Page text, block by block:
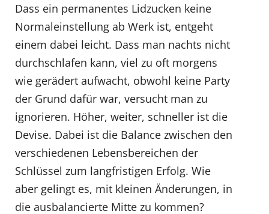
Dass ein permanentes Lidzucken keine
Normaleinstellung ab Werk ist, entgeht
einem dabei leicht. Dass man nachts nicht
durchschlafen kann, viel zu oft morgens
wie gerädert aufwacht, obwohl keine Party
der Grund dafür war, versucht man zu
ignorieren. Höher, weiter, schneller ist die
Devise. Dabei ist die Balance zwischen den
verschiedenen Lebensbereichen der
Schlüssel zum langfristigen Erfolg. Wie
aber gelingt es, mit kleinen Änderungen, in
die ausbalancierte Mitte zu kommen?